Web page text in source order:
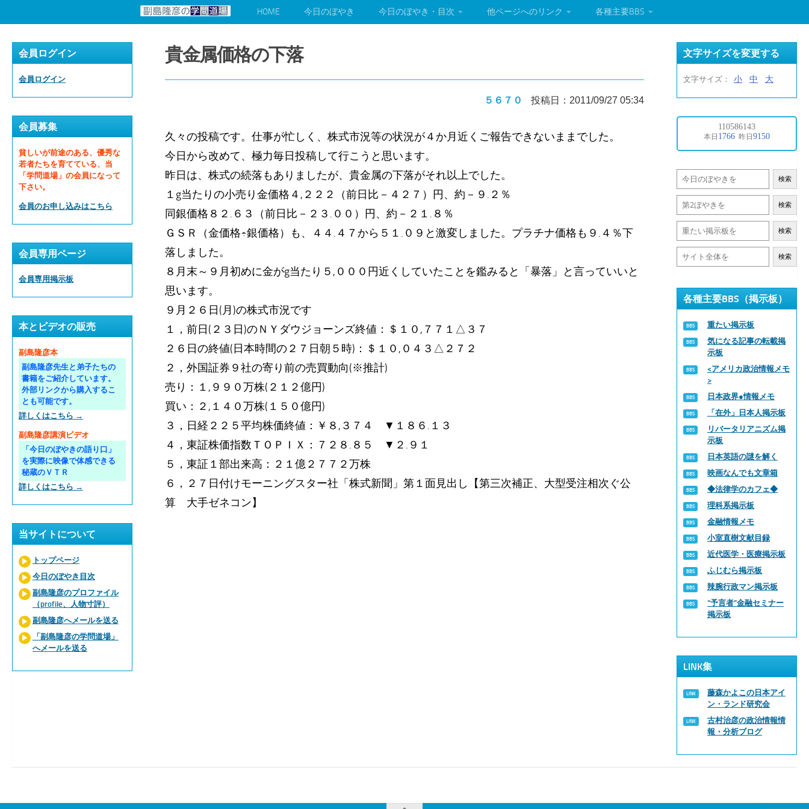
HOME 今日のぼやき 今日のぼやき・目次 他ページへのリンク 各種主要BBS
貴金属価格の下落
５６７０ 投稿日：2011/09/27 05:34
久々の投稿です。仕事が忙しく、株式市況等の状況が４か月近くご報告できないままでした。
今日から改めて、極力毎日投稿して行こうと思います。
昨日は、株式の続落もありましたが、貴金属の下落がそれ以上でした。
１g当たりの小売り金価格４,２２２（前日比－４２７）円、約－９.２％
同銀価格８２.６３（前日比－２３.００）円、約－２１.８％
ＧＳＲ（金価格÷銀価格）も、４４.４７から５１.０９と激変しました。プラチナ価格も９.４％下
落しました。
８月末～９月初めに金がg当たり５,０００円近くしていたことを鑑みると「暴落」と言っていいと
思います。
９月２６日(月)の株式市況です
１，前日(２３日)のＮＹダウジョーンズ終値：＄１０,７７１△３７
２６日の終値(日本時間の２７日朝５時)：＄１０,０４３△２７２
２，外国証券９社の寄り前の売買動向(※推計)
売り：１,９９０万株(２１２億円)
買い：２,１４０万株(１５０億円)
３，日経２２５平均株価終値：￥８,３７４ ▼１８６.１３
４，東証株価指数ＴＯＰＩＸ：７２８.８５ ▼２.９１
５，東証１部出来高：２１億２７７２万株
６，２７日付けモーニングスター社「株式新聞」第１面見出し【第三次補正、大型受注相次ぐ公
算 大手ゼネコン】
会員ログイン
会員ログイン
会員募集
貧しいが前途のある、優秀な
若者たちを育てている、当
「学問道場」の会員になって
下さい。
会員のお申し込みはこちら
会員専用ページ
会員専用掲示板
本とビデオの販売
副島隆彦本
副島隆彦先生と弟子たちの
書籍をご紹介しています。
外部リンクから購入するこ
とも可能です。
詳しくはこちら →
副島隆彦講演ビデオ
「今日のぼやきの語り口」
を実際に映像で体感できる
秘蔵のＶＴＲ
詳しくはこちら →
当サイトについて
トップページ
今日のぼやき目次
副島隆彦のプロファイル
（profile、人物寸評）
副島隆彦へメールを送る
「副島隆彦の学問道場」
へメールを送る
文字サイズを変更する
文字サイズ： 小 中 大
検索
検索
検索
検索
各種主要BBS（掲示板）
重たい掲示板
気になる記事の転載掲
示板
<アメリカ政治情報メモ
>
日本政界●情報メモ
「在外」日本人掲示板
リバータリアニズム掲
示板
日本英語の謎を解く
映画なんでも文章箱
◆法律学のカフェ◆
理科系掲示板
金融情報メモ
小室直樹文献目録
近代医学・医療掲示板
ふじむら掲示板
辣腕行政マン掲示板
“予言者”金融セミナー
掲示板
LINK集
藤森かよこの日本アイ
ン・ランド研究会
古村治彦の政治情報情
報・分析ブログ